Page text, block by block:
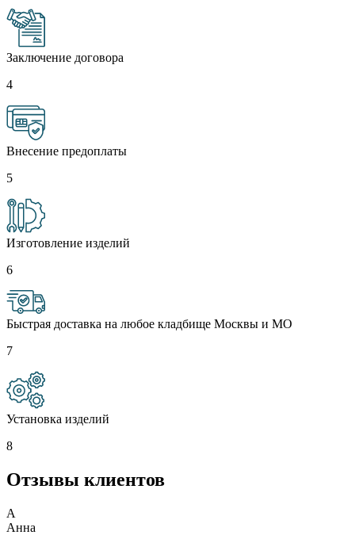
Заключение договора
4
Внесение предоплаты
5
Изготовление изделий
6
Быстрая доставка на любое кладбище Москвы и МО
7
Установка изделий
8
Отзывы клиентов
А
Анна